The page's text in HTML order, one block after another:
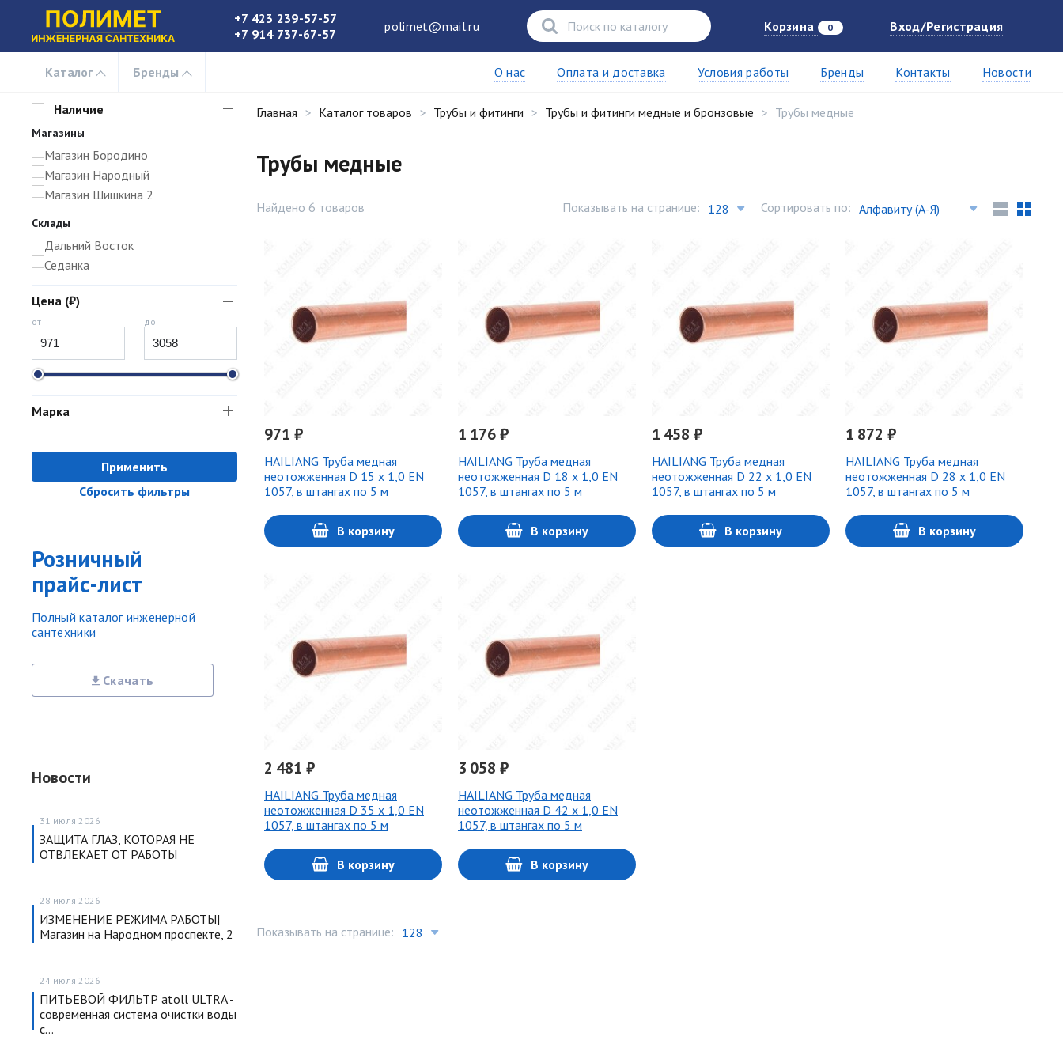
+7 423 239-57-57
+7 914 737-67-57
polimet@mail.ru Корзина 0 Вход/Регистрация
Каталог Бренды О нас Оплата и доставка Условия работы Бренды Контакты Новости
Наличие
Магазины
Магазин Бородино
Магазин Народный
Магазин Шишкина 2
Склады
Дальний Восток
Седанка
Цена (₽)
от до
Марка
Применить
Сбросить фильтры
Розничный
прайс-лист
Полный каталог инженерной
сантехники
Скачать
Новости
31 июля 2026
ЗАЩИТА ГЛАЗ, КОТОРАЯ НЕ
ОТВЛЕКАЕТ ОТ РАБОТЫ
28 июля 2026
ИЗМЕНЕНИЕ РЕЖИМА РАБОТЫ|
Магазин на Народном проспекте, 2
24 июля 2026
ПИТЬЕВОЙ ФИЛЬТР atoll ULTRA -
современная система очистки воды
с…
Главная Каталог товаров Трубы и фитинги Трубы и фитинги медные и бронзовые Трубы медные
Трубы медные
Найдено 6 товаров Показывать на странице: Сортировать по:
971 ₽
HAILIANG Труба медная
неотожженная D 15 х 1,0 EN
1057, в штангах по 5 м
В корзину
1 176 ₽
HAILIANG Труба медная
неотожженная D 18 х 1,0 EN
1057, в штангах по 5 м
В корзину
1 458 ₽
HAILIANG Труба медная
неотожженная D 22 х 1,0 EN
1057, в штангах по 5 м
В корзину
1 872 ₽
HAILIANG Труба медная
неотожженная D 28 х 1,0 EN
1057, в штангах по 5 м
В корзину
2 481 ₽
HAILIANG Труба медная
неотожженная D 35 х 1,0 EN
1057, в штангах по 5 м
В корзину
3 058 ₽
HAILIANG Труба медная
неотожженная D 42 х 1,0 EN
1057, в штангах по 5 м
В корзину
Показывать на странице: